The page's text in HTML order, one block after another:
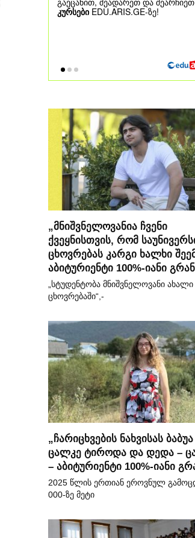
„მნიშვნელოვანია ჩვენი
ქვეყნისთვის, რომ
ცხოვრებას კარგი ხალხი
აბიტურიენტი 100%-იანი
„სტუდენტობა მნიშვნელოვანი ახალი
ცხოვრებაში“,-
„ჩარიცხვების ნახვისას ბაბუა
ცალკე ტიროდა და დედა –
– აბიტურიენტი 100%-იანი
2025 წლის ერთიან ეროვნულ
000-ზე მეტი